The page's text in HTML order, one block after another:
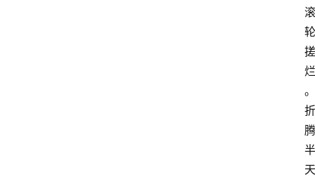
滚
轮
搓
烂
。
折
腾
半
天